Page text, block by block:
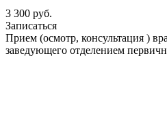
3 300 руб.
Записаться
Прием (осмотр, консультация )
заведующего отделением